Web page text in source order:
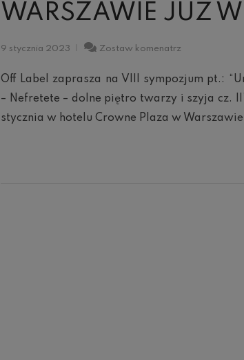
WARSZAWIE JUŻ
9 stycznia 2023 Zostaw komenatrz
w
Warszawie
w
Off Label zaprasza na VIII sympozjum pt.:
– Nefretete – dolne piętro twarzy i szyja cz.
stycznia w hotelu Crowne Plaza w Warszawie